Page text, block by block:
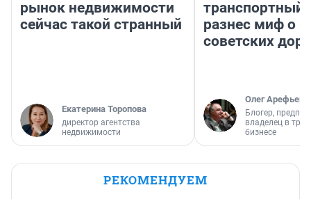
рынок недвижимости
сейчас такой странный
Екатерина Торопова
директор агентства
недвижимости
транспортный
разнес миф о
советских
Олег Арефьев
Блогер,
владелец в
бизнесе
РЕКОМЕНДУЕМ